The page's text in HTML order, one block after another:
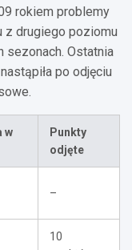
rokiem problemy
z drugiego poziomu
sezonach. Ostatnia
po odjęciu
w
Punkty
odjęte
–
10